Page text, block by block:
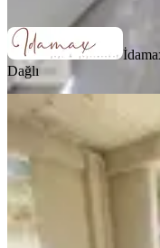
Dağlı
SIFIR BİNA
Sıfır